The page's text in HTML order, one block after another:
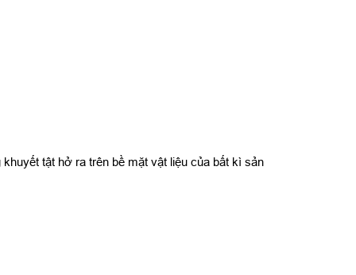
tật hở ra trên bề mặt vật liệu của bất kì sản